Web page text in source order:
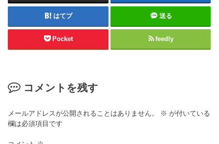
はてブ 送る
Pocket feedly
コメントを残す
メールアドレスが公開されることはありません。 ※ が付いている
欄は必須項目です